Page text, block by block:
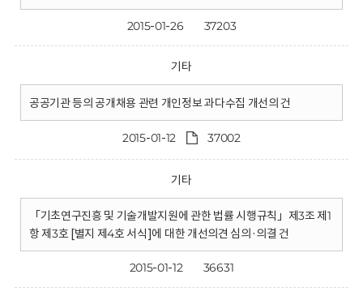
2015-01-26 37203
기타
공공기관 등의 공개채용 관련 개인정보 과다수집 개선의 건
2015-01-12 37002
기타
「기초연구진흥 및 기술개발지원에 관한 법률 시행규칙」제3조 제1
항 제3호 [별지 제4호 서식]에 대한 개선의견 심의·의결 건
2015-01-12 36631